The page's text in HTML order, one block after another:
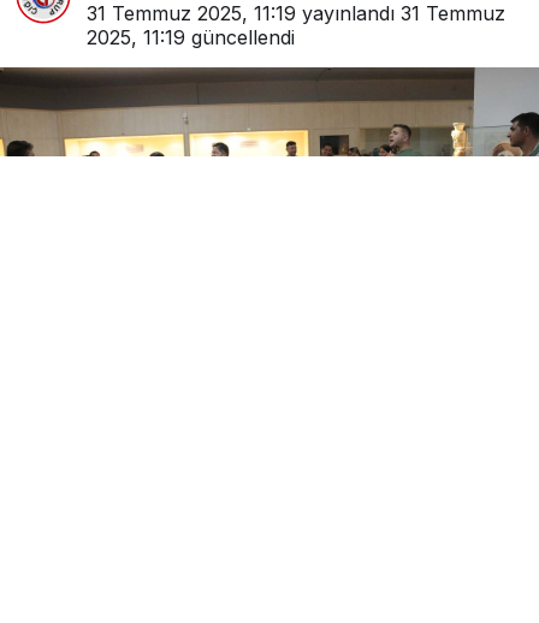
31 Temmuz 2025, 11:19 yayınlandı 31 Temmuz
2025, 11:19 güncellendi